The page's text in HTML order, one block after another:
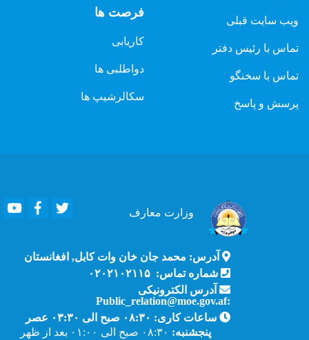
ویب سایت قبلی
تماس با رئیس دفتر
تماس با سخنگو
پرسش و پاسخ
فرصت ها
کاریابی
دواطلبی ها
سکالرشیپ ها
وزارت معارف
YoutubeFacebook
آدرس: محمد جان خان وات کابل, افغانستان
شماره تماس: ۰۲۰۲۱۰۲۱۱۵
آدرس الکترونیکی
:Public_relation@moe.gov.af
ساعات کاری: ۰۸:۳۰ صبح الی ۰۳:۳۰ عصر
پنجشنبه: